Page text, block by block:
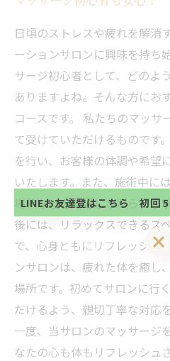
日頃のストレスや疲れを解消
ーションサロンに興味を持ち
サージ初心者として、どのよ
ありますよね。そんな方にお
コースです。 私たちのマッサ
て受けていただけるものです
を行い、お客様の体調や希望
いたします。また、施術中に
場所などを確認しながら、丁
後には、リラックスできるス
で、心身ともにリフレッシュ
ンサロンは、疲れた体を癒し
場所です。初めてサロンに行
だけるよう、親切丁寧な対応
一度、当サロンのマッサージ
なたの心も体もリフレッシュ
当サロンの公式LINE@にお
初回 500円OFFさせて頂き
方、不必要な方 お手数です
い。
LINEお友達登はこちら 初回
当サロンの公式LINE@にお
初回 500円OFFさせて頂き
方、不必要な方 お手数です
い。
LINEお友達登はこちら 初回